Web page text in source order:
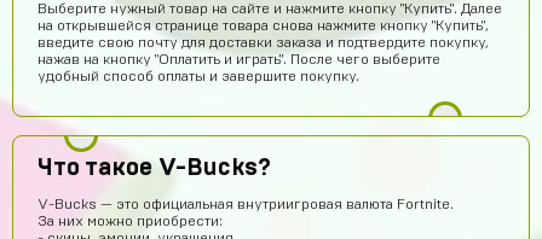
Выберите нужный товар на сайте и нажмите кнопку "Купить". Далее
на открывшейся странице товара снова нажмите кнопку "Купить",
введите свою почту для доставки заказа и подтвердите покупку,
нажав на кнопку "Оплатить и играть". После чего выберите
удобный способ оплаты и завершите покупку.
Что такое V-Bucks?
V-Bucks — это официальная внутриигровая валюта Fortnite.
За них можно приобрести:
Алексей Полочанский 14 часов назад
Сябки😘 аккаунт получил сразу после оплаты
вел в гугл плей и все пришло! Я апж не поверил
Геннадий Быков
и ахуел что за такую цену не наебали